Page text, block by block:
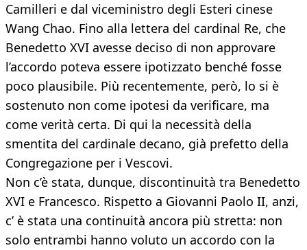
Camilleri e dal viceministro degli Esteri cinese
Wang Chao. Fino alla lettera del cardinal Re, che
Benedetto XVI avesse deciso di non approvare
l’accordo poteva essere ipotizzato benché fosse
poco plausibile. Più recentemente, però, lo si è
sostenuto non come ipotesi da verificare, ma
come verità certa. Di qui la necessità della
smentita del cardinale decano, già prefetto della
Congregazione per i Vescovi.
Non c’è stata, dunque, discontinuità tra Benedetto
XVI e Francesco. Rispetto a Giovanni Paolo II, anzi,
c’ è stata una continuità ancora più stretta: non
solo entrambi hanno voluto un accordo con la